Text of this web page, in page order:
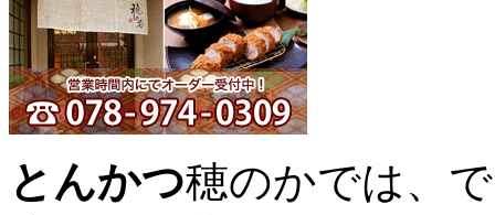
とんかつ穂のかでは、